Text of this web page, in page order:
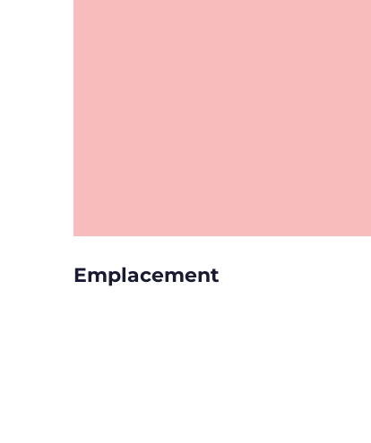
Emplacement